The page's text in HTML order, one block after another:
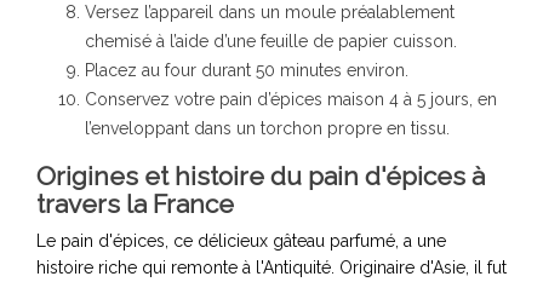
Versez l’appareil dans un moule préalablement
chemisé à l’aide d’une feuille de papier cuisson.
Placez au four durant 50 minutes environ.
Conservez votre pain d’épices maison 4 à 5 jours, en
l’enveloppant dans un torchon propre en tissu.
Origines et histoire du pain d'épices à
travers la France
Le pain d'épices, ce délicieux gâteau parfumé, a une
histoire riche qui remonte à l'Antiquité. Originaire d'Asie, il fut